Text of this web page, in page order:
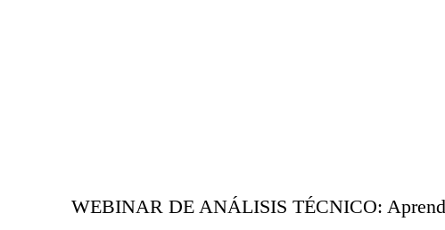
WEBINAR DE ANÁLISIS TÉCNICO: